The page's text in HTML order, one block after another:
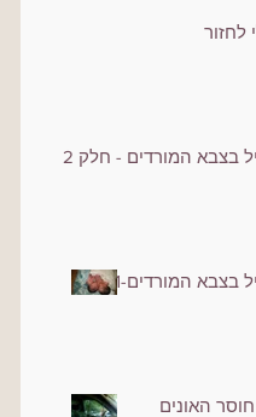
לחזור
בצבא המורדים - חלק 2
בצבא המורדים-1
האונים